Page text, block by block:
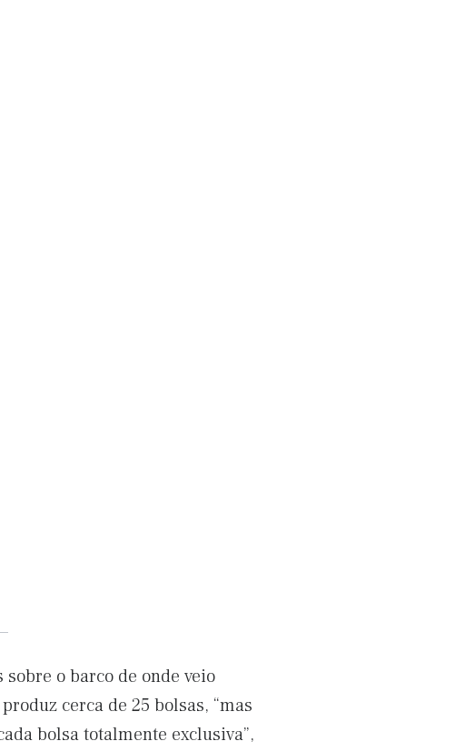
o barco de onde veio
cerca de 25 bolsas, “mas
bolsa totalmente exclusiva”,